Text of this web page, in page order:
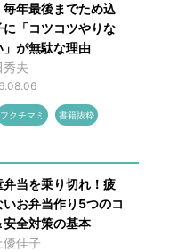
毎年最後までため込
に「コツコツやりな
」が無駄な理由
秀夫
フクチマミ 書籍抜粋
弁当を乗り切れ！疲
いお弁当作り5つのコ
安全対策の基本
優佳子